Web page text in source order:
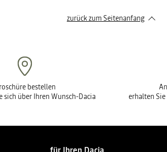
zurück zum Seitenanfang
bestellen
sich über Ihren Wunsch-Dacia
erhalten